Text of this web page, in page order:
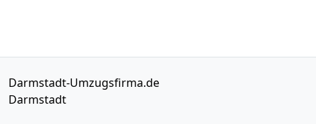
Darmstadt-Umzugsfirma.de
Darmstadt